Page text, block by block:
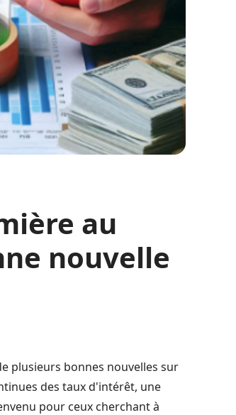
au
nouvelle
plusieurs bonnes nouvelles sur
des taux d'intérêt, une
pour ceux cherchant à